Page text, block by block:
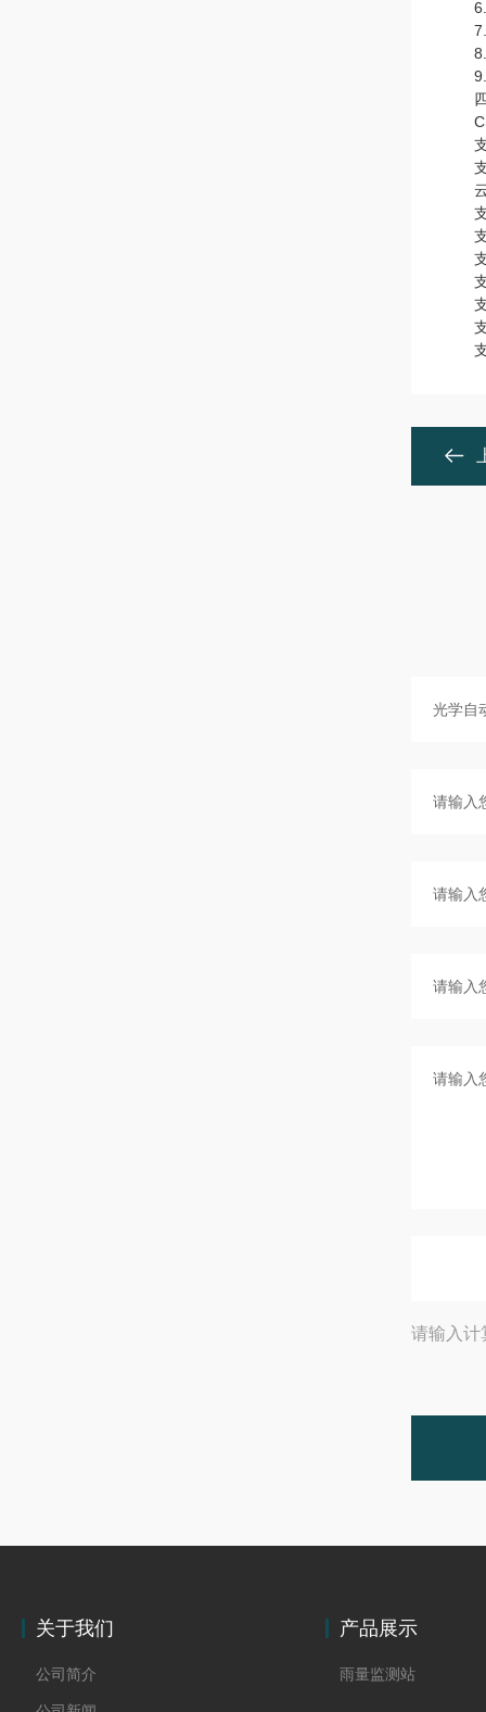
6.
7.
8.
9.
四
CS
支
支
云
支
支
支
支
支
支
支
请输入计
关于我们
公司简介
产品展示
雨量监测站